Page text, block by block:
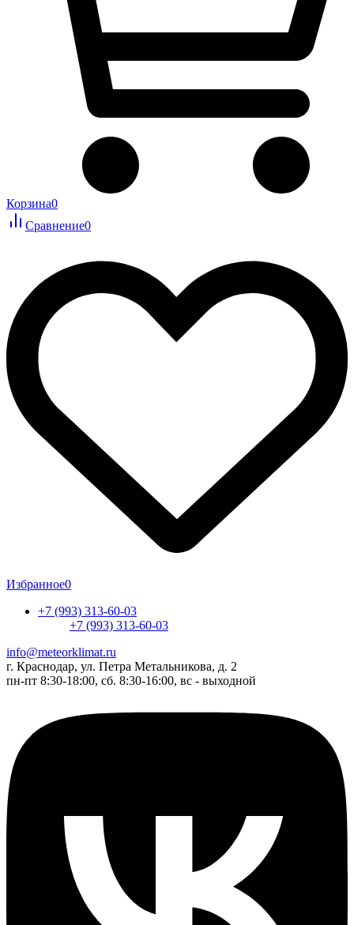
Корзина0
Сравнение0
Избранное0
+7 (993) 313-60-03
+7 (993) 313-60-03
info@meteorklimat.ru
г. Краснодар, ул. Петра Метальникова, д. 2
пн-пт 8:30-18:00, сб. 8:30-16:00, вс - выходной